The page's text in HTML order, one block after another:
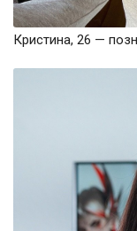
Кристина, 26 —